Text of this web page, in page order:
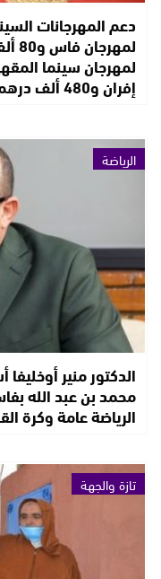
إفران و480 ألف درهم للمهرجان الدولي للفيلم…
الرياضة
الدكتور منير
محمد بن عبد الله
الرياضة عامة وكرة
تازة والجهة